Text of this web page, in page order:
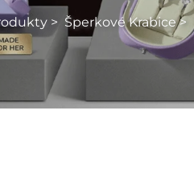
> Šperkové Krabice>